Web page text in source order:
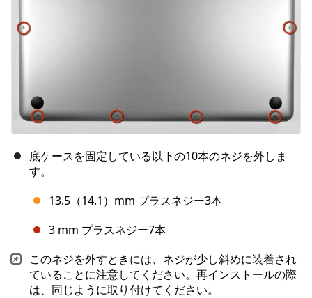
底ケースを固定している以下の10本のネジを外しま
す。
13.5（14.1）mm プラスネジー3本
3 mm プラスネジー7本
このネジを外すときには、ネジが少し斜めに装着され
ていることに注意してください。再インストールの際
は、同じように取り付けてください。